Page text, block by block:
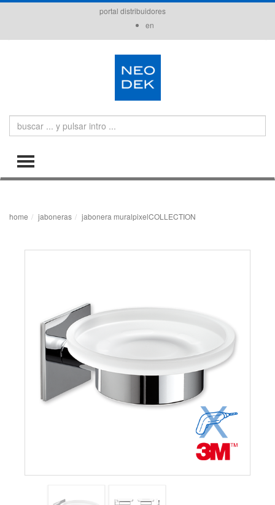
portal distribuidores
en
TOGGLE MENU
home jaboneras jabonera muralpixelCOLLECTION